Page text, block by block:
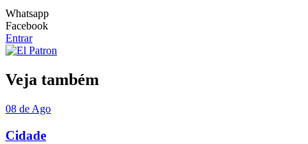
Whatsapp
Facebook
Entrar
Veja também
08 de Ago
Cidade